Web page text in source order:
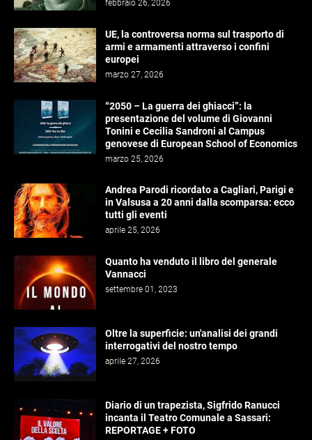
febbraio 26, 2026
UE, la controversa norma sul trasporto di
armi e armamenti attraverso i confini
europei
marzo 27, 2026
“2050 – La guerra dei ghiacci”: la
presentazione del volume di Giovanni
Tonini e Cecilia Sandroni al Campus
genovese di European School of Economics
marzo 25, 2026
Andrea Parodi ricordato a Cagliari, Parigi e
in Valsusa a 20 anni dalla scomparsa: ecco
tutti gli eventi
aprile 25, 2026
Quanto ha venduto il libro del generale
Vannacci
settembre 01, 2023
Oltre la superficie: un'analisi dei grandi
interrogativi del nostro tempo
aprile 27, 2026
Diario di un trapezista, Sigfrido Ranucci
incanta il Teatro Comunale a Sassari:
REPORTAGE + FOTO